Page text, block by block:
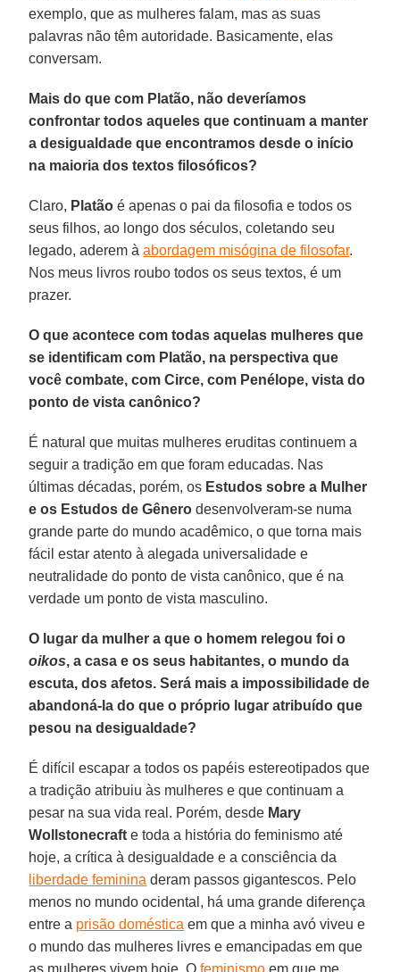
exemplo, que as mulheres falam, mas as suas
palavras não têm autoridade. Basicamente, elas
conversam.
Mais do que com Platão, não deveríamos
confrontar todos aqueles que continuam a manter
a desigualdade que encontramos desde o início
na maioria dos textos filosóficos?
Claro, Platão é apenas o pai da filosofia e todos os
seus filhos, ao longo dos séculos, coletando seu
legado, aderem àabordagem misógina de filosofar.
Nos meus livros roubo todos os seus textos, é um
prazer.
O que acontece com todas aquelas mulheres que
se identificam com Platão, na perspectiva que
você combate, com Circe, com Penélope, vista do
ponto de vista canônico?
É natural que muitas mulheres eruditas continuem a
seguir a tradição em que foram educadas. Nas
últimas décadas, porém, os Estudos sobre a Mulher
e os Estudos de Gênero desenvolveram-se numa
grande parte do mundo acadêmico, o que torna mais
fácil estar atento à alegada universalidade e
neutralidade do ponto de vista canônico, que é na
verdade um ponto de vista masculino.
O lugar da mulher a que o homem relegou foi o
oikos, a casa e os seus habitantes, o mundo da
escuta, dos afetos. Será mais a impossibilidade de
abandoná-la do que o próprio lugar atribuído que
pesou na desigualdade?
É difícil escapar a todos os papéis estereotipados que
a tradição atribuiu às mulheres e que continuam a
pesar na sua vida real. Porém, desde Mary
Wollstonecraft e toda a história do feminismo até
hoje, a crítica à desigualdade e a consciência da
liberdade feminina deram passos gigantescos. Pelo
menos no mundo ocidental, há uma grande diferença
entre a prisão doméstica em que a minha avó viveu e
o mundo das mulheres livres e emancipadas em que
as mulheres vivem hoje. Ofeminismo em que me